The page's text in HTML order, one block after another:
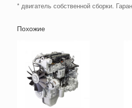
* двигатель собственной сборки.
Похожие